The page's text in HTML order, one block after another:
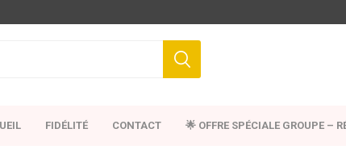
FIDÉLITÉ CONTACT 🌟 OFFRE SPÉCIALE GROUPE –